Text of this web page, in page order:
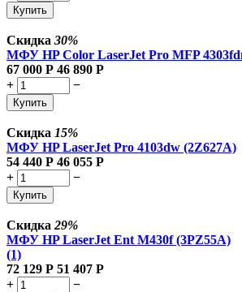
Купить
Скидка 30%
МФУ HP Color LaserJet Pro MFP
67 000 Р 46 890 Р
+
−
Купить
Скидка 15%
МФУ HP LaserJet Pro 4103dw (2Z627A)
54 440 Р 46 055 Р
+
−
Купить
Скидка 29%
МФУ HP LaserJet Ent M430f (3PZ55A)
(1)
72 129 Р 51 407 Р
+
−